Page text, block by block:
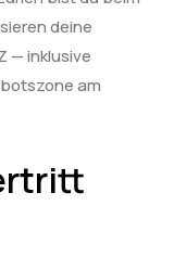
deine
— inklusive
am